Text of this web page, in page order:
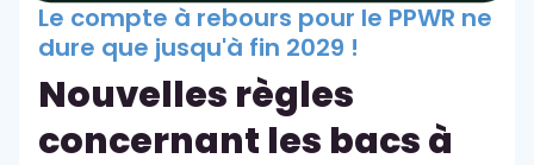
Le compte à rebours pour le PPWR ne
dure que jusqu'à fin 2029 !
Nouvelles règles
concernant les bacs à